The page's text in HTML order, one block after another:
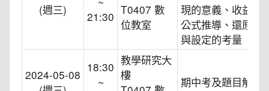
(週三)
21:30 T0407 數
位教室
現的意義、收益地
公式推導、還原利
與設定的考量
2024-05-08
18:30
~
教學研究大
樓
期中考及題目解析